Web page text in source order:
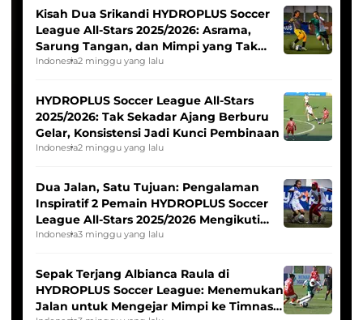
Kisah Dua Srikandi HYDROPLUS Soccer
League All-Stars 2025/2026: Asrama,
Sarung Tangan, dan Mimpi yang Tak
Pernah Padam
Indonesia2 minggu yang lalu
HYDROPLUS Soccer League All-Stars
2025/2026: Tak Sekadar Ajang Berburu
Gelar, Konsistensi Jadi Kunci Pembinaan
Indonesia2 minggu yang lalu
Dua Jalan, Satu Tujuan: Pengalaman
Inspiratif 2 Pemain HYDROPLUS Soccer
League All-Stars 2025/2026 Mengikuti
Seleksi Timnas Indonesia Putri
Indonesia3 minggu yang lalu
Sepak Terjang Albianca Raula di
HYDROPLUS Soccer League: Menemukan
Jalan untuk Mengejar Mimpi ke Timnas